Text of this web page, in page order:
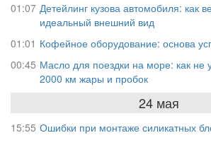
01:07 Детейлинг кузова автомобиля: как
идеальный внешний вид
01:01 Кофейное оборудование: основа
00:45 Масло для поездки на море: как не
2000 км жары и пробок
24 мая
15:55 Ошибки при монтаже силикатных